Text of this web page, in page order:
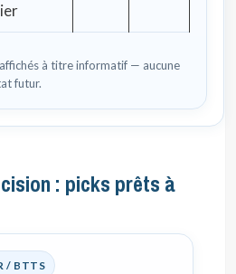
à titre informatif — aucune
futur.
: picks prêts à
/ BTTS